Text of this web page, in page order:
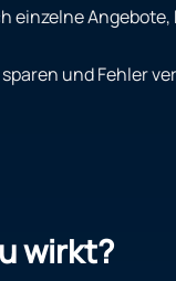
und Fehler
wirkt?